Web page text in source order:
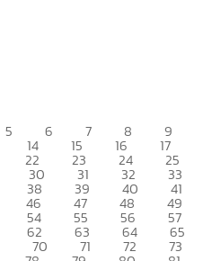
5 6 7 8 9
14 15 16 17
22 23 24 25
30 31 32 33
38 39 40 41
46 47 48 49
54 55 56 57
62 63 64 65
70 71 72 73